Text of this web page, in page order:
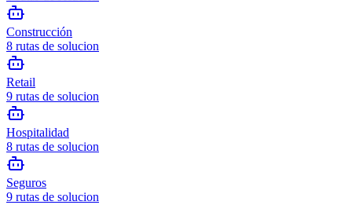
Construcción
8 rutas de solucion
Retail
9 rutas de solucion
Hospitalidad
8 rutas de solucion
Seguros
9 rutas de solucion